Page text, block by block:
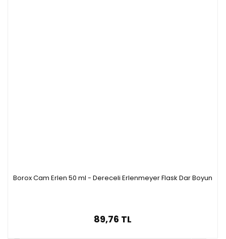
Borox Cam Erlen 50 ml - Dereceli Erlenmeyer Flask Dar Boyun
89,76 TL